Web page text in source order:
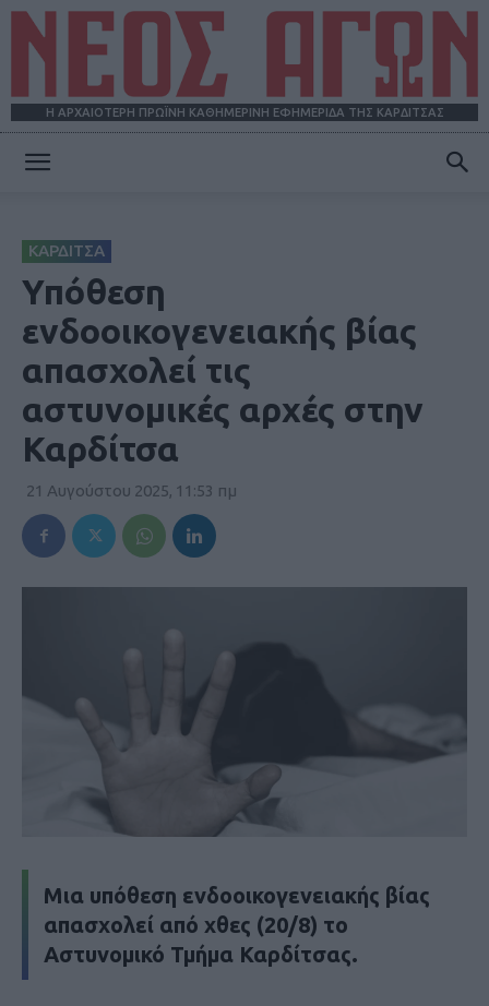
Η ΑΡΧΑΙΟΤΕΡΗ ΠΡΩΪΝΗ ΚΑΘΗΜΕΡΙΝΗ ΕΦΗΜΕΡΙΔΑ ΤΗΣ ΚΑΡΔΙΤΣΑΣ
ΚΑΡΔΙΤΣΑ
Υπόθεση
ενδοοικογενειακής βίας
απασχολεί τις
αστυνομικές αρχές στην
Καρδίτσα
21 Αυγούστου 2025, 11:53 πμ
Μια υπόθεση ενδοοικογενειακής βίας
απασχολεί από χθες (20/8) το
Αστυνομικό Τμήμα Καρδίτσας.